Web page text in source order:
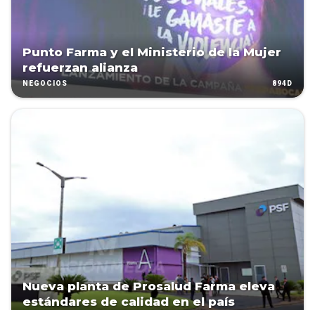
Punto Farma y el Ministerio de la Mujer
refuerzan alianza
NEGOCIOS 894D
Nueva planta de Prosalud Farma eleva
estándares de calidad en el país